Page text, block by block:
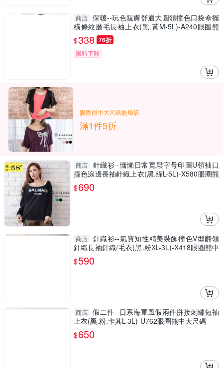
商店 保暖--玩色親膚舒適大圓領撞色口袋傘擺
橫條紋磨毛長袖上衣(黑.黃M-5L)-A240眼圈熊
中大尺碼
$338 76折
限時下殺
眼圈熊中大尺碼旗艦店
滿1件5折
商店
針織衫--慵懶日常寬鬆字母印圖U領袖口
撞色滾邊長袖針織上衣(黑.綠L-5L)-X580眼圈熊
中大尺碼
$690
商店
針織衫--氣質知性精美裝飾撞色V型翻領
針織長袖針織/毛衣(黑.粉XL-3L)-X418眼圈熊中
大尺碼
$590
商店 假二件--日系海軍風假兩件拼接刺繡短袖
上衣(黑.粉.卡其L-3L)-U762眼圈熊中大尺碼
$650